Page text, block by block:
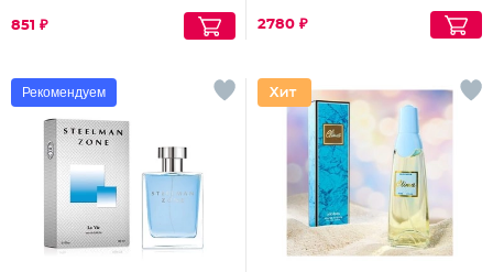
851 ₽ 2780 ₽
Рекомендуем